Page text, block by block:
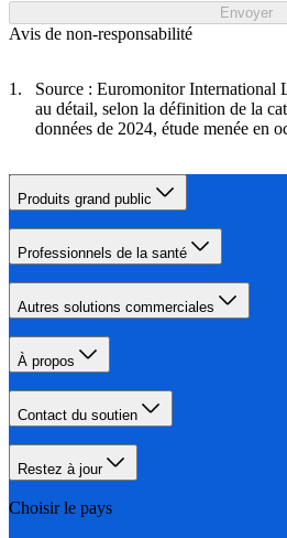
Envoyer
Avis de non-responsabilité
Source : Euromonitor International
au détail, selon la définition de la
données de 2024, étude menée en
Produits grand public
Professionnels de la santé
Autres solutions commerciales
À propos
Contact du soutien
Restez à jour
Choisir le pays